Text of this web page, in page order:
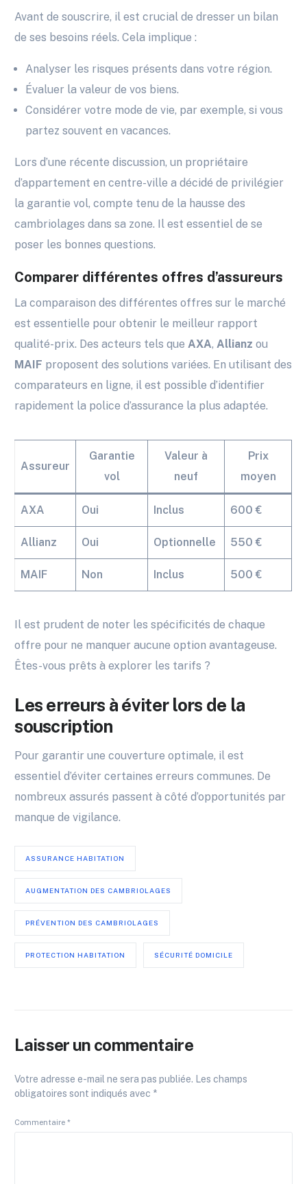
Avant de souscrire, il est crucial de dresser un bilan
de ses besoins réels. Cela implique :
Analyser les risques présents dans votre région.
Évaluer la valeur de vos biens.
Considérer votre mode de vie, par exemple, si vous
partez souvent en vacances.
Lors d’une récente discussion, un propriétaire
d’appartement en centre-ville a décidé de privilégier
la garantie vol, compte tenu de la hausse des
cambriolages dans sa zone. Il est essentiel de se
poser les bonnes questions.
Comparer différentes offres d’assureurs
La comparaison des différentes offres sur le marché
est essentielle pour obtenir le meilleur rapport
qualité-prix. Des acteurs tels queAXA,Allianz ou
MAIF proposent des solutions variées. En utilisant des
comparateurs en ligne, il est possible d’identifier
rapidement la police d’assurance la plus adaptée.
Assureur
Garantie
vol
Valeur à
neuf
Prix
moyen
AXA Oui Inclus 600 €
Allianz Oui Optionnelle 550 €
MAIF Non Inclus 500 €
Il est prudent de noter les spécificités de chaque
offre pour ne manquer aucune option avantageuse.
Êtes-vous prêts à explorer les tarifs ?
Les erreurs à éviter lors de la
souscription
Pour garantir une couverture optimale, il est
essentiel d’éviter certaines erreurs communes. De
nombreux assurés passent à côté d’opportunités par
manque de vigilance.
ASSURANCE HABITATION
AUGMENTATION DES CAMBRIOLAGES
PRÉVENTION DES CAMBRIOLAGES
PROTECTION HABITATION SÉCURITÉ DOMICILE
Laisser un commentaire
Votre adresse e-mail ne sera pas publiée. Les champs
obligatoires sont indiqués avec *
Commentaire*